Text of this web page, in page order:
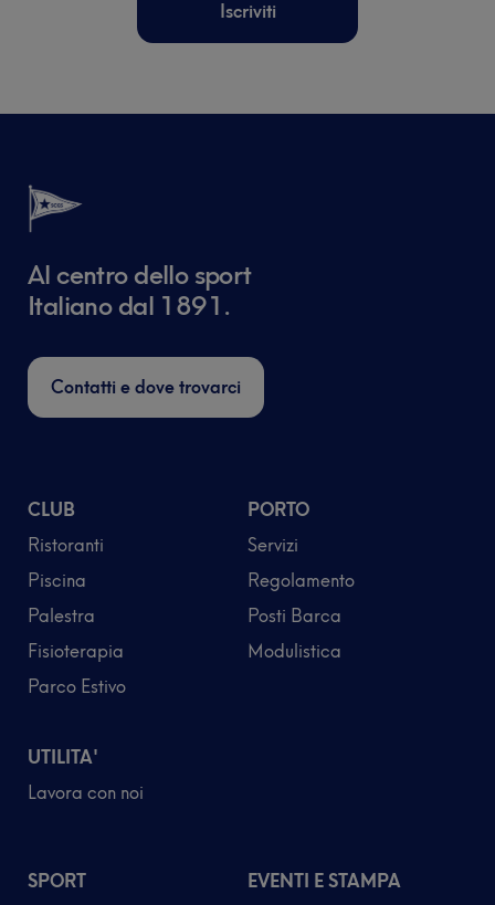
Iscriviti
Al centro dello sport
Italiano dal 1891.
Contatti e dove trovarci
CLUB
Ristoranti
Piscina
Palestra
Fisioterapia
Parco Estivo
UTILITA'
Lavora con noi
PORTO
Servizi
Regolamento
Posti Barca
Modulistica
SPORT
EVENTI E STAMPA